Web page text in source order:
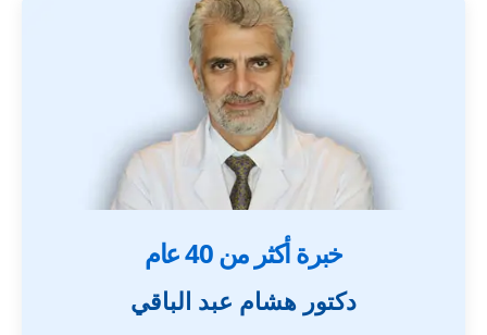
خبرة أكثر من 40 عام
دكتور هشام عبد الباقي